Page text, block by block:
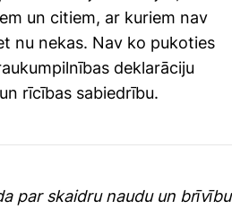
un citiem, ar kuriem nav
nu nekas. Nav ko pukoties
deklarāciju
rīcības sabiedrību.
par skaidru naudu un brīvību